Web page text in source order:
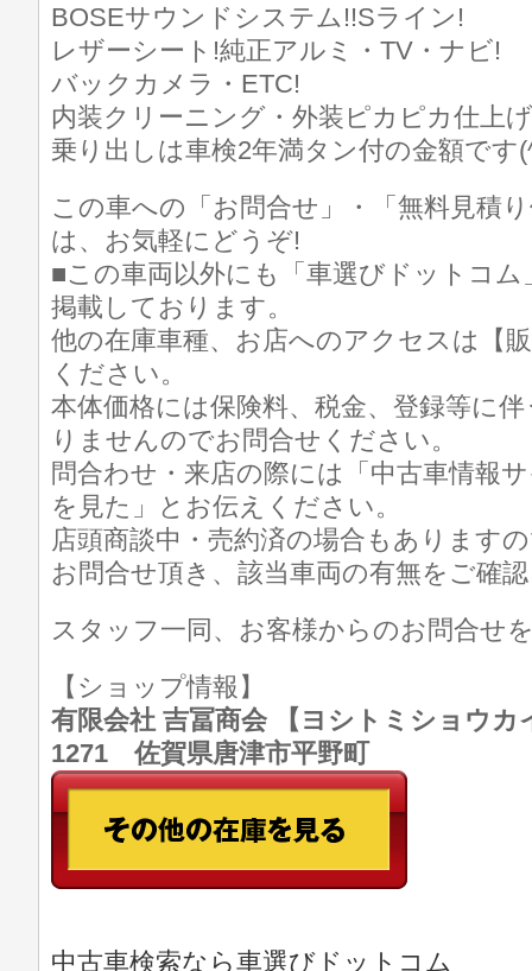
BOSEサウンドシステム!!Sライン!
レザーシート!純正アルミ・TV・ナビ!
バックカメラ・ETC!
内装クリーニング・外装ピカピカ仕上
乗り出しは車検2年満タン付の金額で
この車への「お問合せ」・「無料見積
は、お気軽にどうぞ!
■この車両以外にも「車選びドットコ
掲載しております。
他の在庫車種、お店へのアクセスは【
ください。
本体価格には保険料、税金、登録等に
りませんのでお問合せください。
問合わせ・来店の際には「中古車情報
を見た」とお伝えください。
店頭商談中・売約済の場合もあります
お問合せ頂き、該当車両の有無をご確
スタッフ一同、お客様からのお問合せ
【ショップ情報】
有限会社 吉冨商会 【ヨシトミショウ
1271 佐賀県唐津市平野町
中古車検索なら車選びドットコム